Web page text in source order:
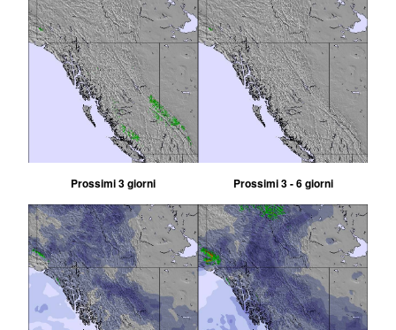
Prossimi 3 giorni Prossimi 3 - 6 giorni